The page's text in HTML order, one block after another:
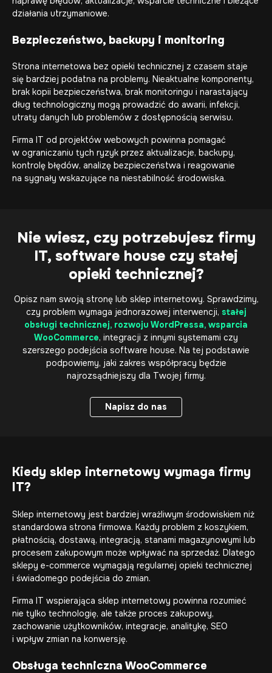
działania utrzymaniowe.
Bezpieczeństwo, backupy i monitoring
Strona internetowa bez opieki technicznej z czasem staje
się bardziej podatna na problemy. Nieaktualne komponenty,
brak kopii bezpieczeństwa, brak monitoringu i narastający
dług technologiczny mogą prowadzić do awarii, infekcji,
utraty danych lub problemów z dostępnością serwisu.
Firma IT od projektów webowych powinna pomagać
w ograniczaniu tych ryzyk przez aktualizacje, backupy,
kontrolę błędów, analizę bezpieczeństwa i reagowanie
na sygnały wskazujące na niestabilność środowiska.
Nie wiesz, czy potrzebujesz firmy
IT, software house czy stałej
opieki technicznej?
Opisz nam swoją stronę lub sklep internetowy. Sprawdzimy,
czy problem wymaga jednorazowej interwencji, stałej
obsługi technicznej, rozwoju WordPressa, wsparcia
WooCommerce, integracji z innymi systemami czy
szerszego podejścia software house. Na tej podstawie
podpowiemy, jaki zakres współpracy będzie
najrozsądniejszy dla Twojej firmy.
Napisz do nas
Kiedy sklep internetowy wymaga firmy
IT?
Sklep internetowy jest bardziej wrażliwym środowiskiem niż
standardowa strona firmowa. Każdy problem z koszykiem,
płatnością, dostawą, integracją, stanami magazynowymi lub
procesem zakupowym może wpływać na sprzedaż. Dlatego
sklepy e-commerce wymagają regularnej opieki technicznej
i świadomego podejścia do zmian.
Firma IT wspierająca sklep internetowy powinna rozumieć
nie tylko technologię, ale także proces zakupowy,
zachowanie użytkowników, integracje, analitykę, SEO
i wpływ zmian na konwersję.
Obsługa techniczna WooCommerce